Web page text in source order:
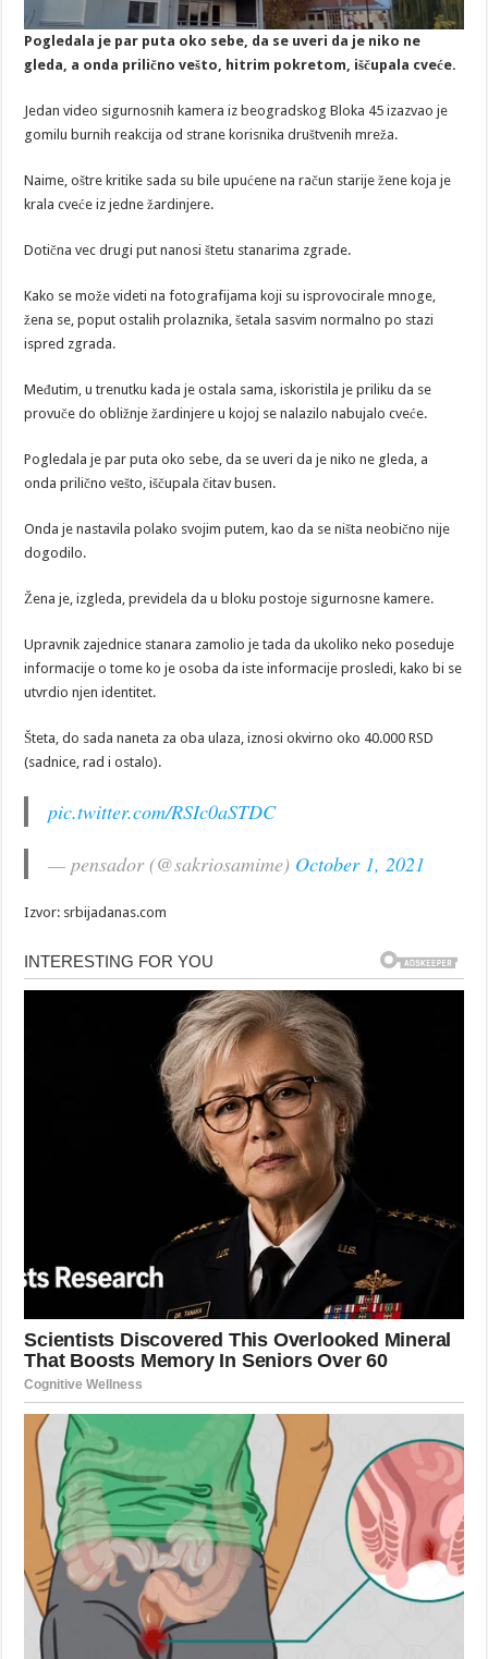
Pogledala je par puta oko sebe, da se uveri da je niko ne
gleda, a onda prilično vešto, hitrim pokretom, iščupala cveće.
Jedan video sigurnosnih kamera iz beogradskog Bloka 45 izazvao je
gomilu burnih reakcija od strane korisnika društvenih mreža.
Naime, oštre kritike sada su bile upućene na račun starije žene koja je
krala cveće iz jedne žardinjere.
Dotična vec drugi put nanosi štetu stanarima zgrade.
Kako se može videti na fotografijama koji su isprovocirale mnoge,
žena se, poput ostalih prolaznika, šetala sasvim normalno po stazi
ispred zgrada.
Međutim, u trenutku kada je ostala sama, iskoristila je priliku da se
provuče do obližnje žardinjere u kojoj se nalazilo nabujalo cveće.
Pogledala je par puta oko sebe, da se uveri da je niko ne gleda, a
onda prilično vešto, iščupala čitav busen.
Onda je nastavila polako svojim putem, kao da se ništa neobično nije
dogodilo.
Žena je, izgleda, previdela da u bloku postoje sigurnosne kamere.
Upravnik zajednice stanara zamolio je tada da ukoliko neko poseduje
informacije o tome ko je osoba da iste informacije prosledi, kako bi se
utvrdio njen identitet.
Šteta, do sada naneta za oba ulaza, iznosi okvirno oko 40.000 RSD
(sadnice, rad i ostalo).
pic.twitter.com/RSIc0aSTDC
— pensador (@sakriosamime) October 1, 2021
Izvor: srbijadanas.com